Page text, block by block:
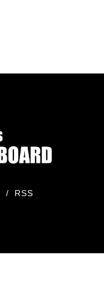
/ RSS